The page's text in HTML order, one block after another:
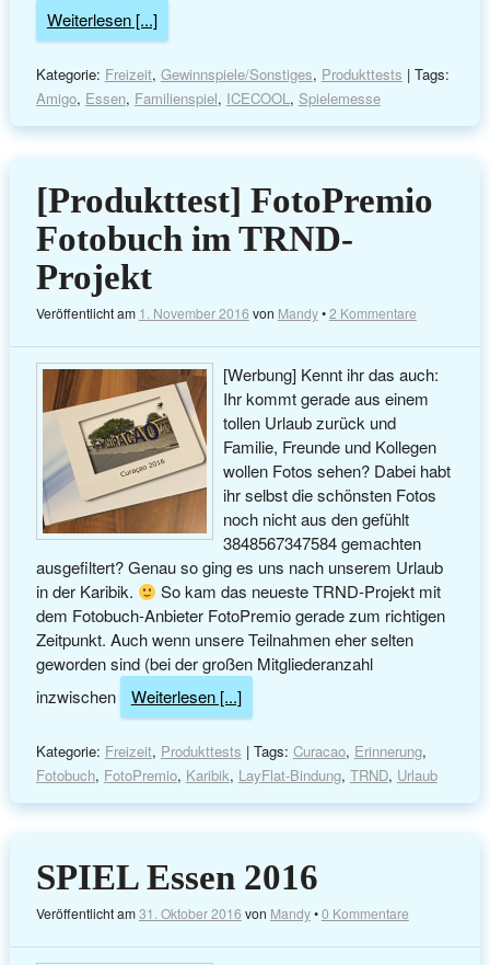
Weiterlesen [...]
Kategorie: Freizeit, Gewinnspiele/Sonstiges, Produkttests | Tags:
Amigo, Essen, Familienspiel, ICECOOL, Spielemesse
[Produkttest] FotoPremio
Fotobuch im TRND-
Projekt
Veröffentlicht am 1. November 2016 von Mandy•2 Kommentare
[Werbung] Kennt ihr das auch:
Ihr kommt gerade aus einem
tollen Urlaub zurück und
Familie, Freunde und Kollegen
wollen Fotos sehen? Dabei habt
ihr selbst die schönsten Fotos
noch nicht aus den gefühlt
3848567347584 gemachten
ausgefiltert? Genau so ging es uns nach unserem Urlaub
in der Karibik.
So kam das neueste TRND-Projekt mit
dem Fotobuch-Anbieter FotoPremio gerade zum richtigen
Zeitpunkt. Auch wenn unsere Teilnahmen eher selten
geworden sind (bei der großen Mitgliederanzahl
inzwischen
Weiterlesen [...]
Kategorie: Freizeit, Produkttests | Tags: Curacao, Erinnerung,
Fotobuch, FotoPremio, Karibik, LayFlat-Bindung, TRND, Urlaub
SPIEL Essen 2016
Veröffentlicht am31. Oktober 2016 von Mandy•0 Kommentare